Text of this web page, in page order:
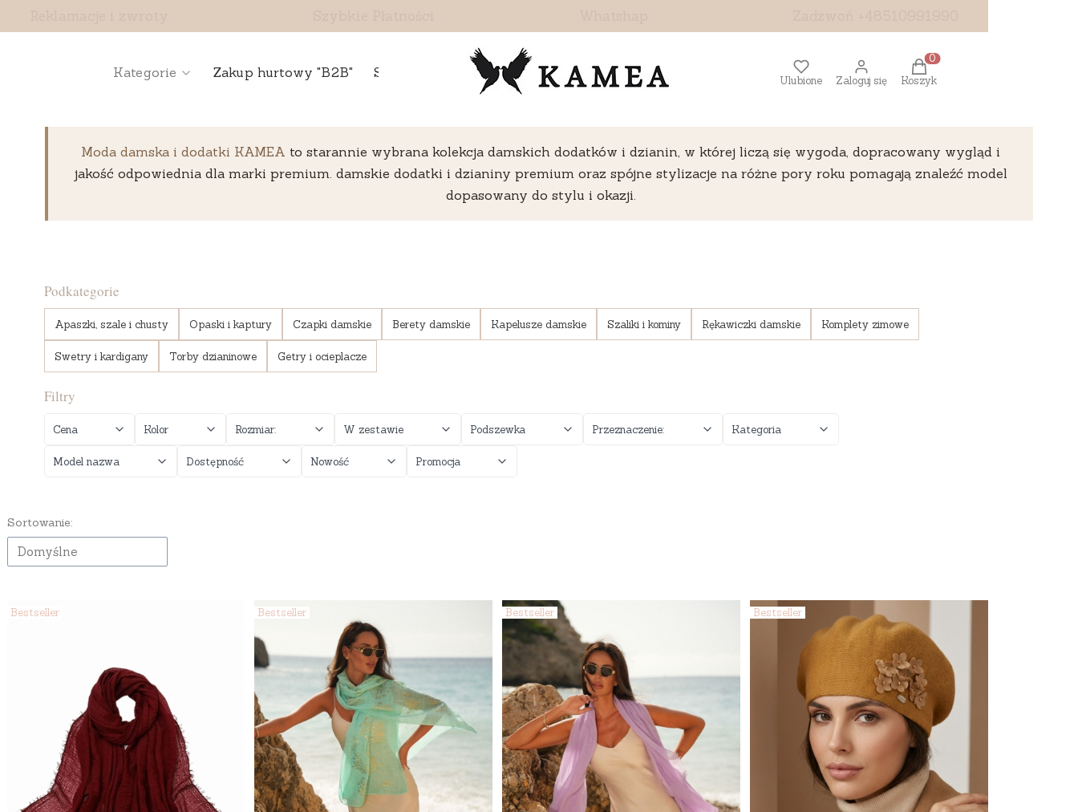
Kategorie Zakup hurtowy "B2B" Skontaktuj się z nami
Ulubione Zaloguj się
Produkty w koszyku: 0.
Koszyk
Moda damska i dodatki KAMEA to starannie wybrana kolekcja damskich dodatków i dzianin, w której liczą się wygoda, dopracowany wygląd i
jakość odpowiednia dla marki premium. damskie dodatki i dzianiny premium oraz spójne stylizacje na różne pory roku pomagają znaleźć model
dopasowany do stylu i okazji.
Podkategorie
Apaszki, szale i chusty Opaski i kaptury Czapki damskie Berety damskie Kapelusze damskie Szaliki i kominy Rękawiczki damskie Komplety zimowe
Swetry i kardigany Torby dzianinowe Getry i ocieplacze
Filtry
Cena Kolor Rozmiar: W zestawie Podszewka Przeznaczenie: Kategoria
Model nazwa Dostępność Nowość Promocja
Lista produktów
Sortowanie:
Domyślne
Bestseller Bestseller Bestseller Bestseller